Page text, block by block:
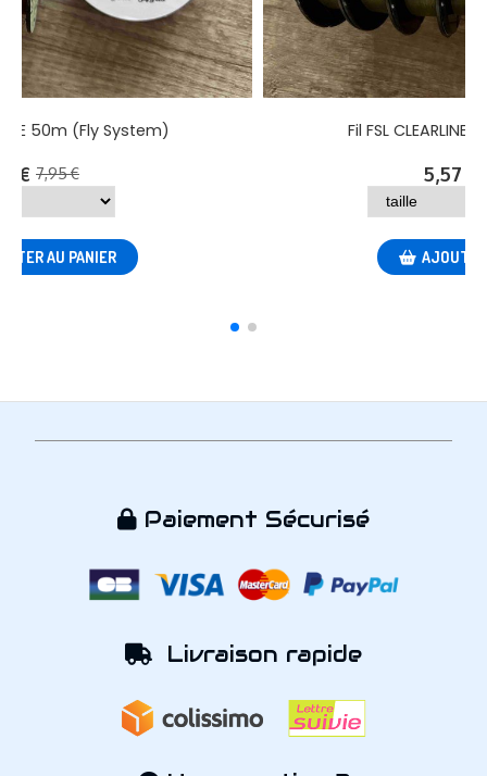
System) Fil FSL CAMOLINE 50m (Fly
€
AJOUTER AU PANIER
 Paiement Sécurisé
 Livraison rapide